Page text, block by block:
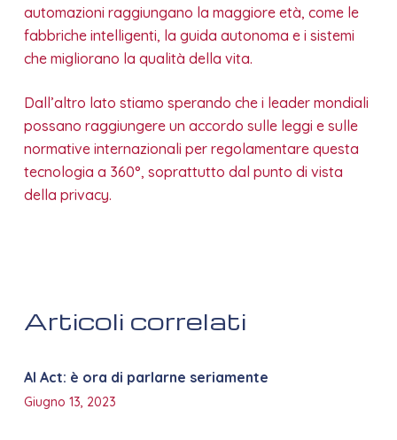
automazioni raggiungano la maggiore età, come le
fabbriche intelligenti, la guida autonoma e i sistemi
che migliorano la qualità della vita.
Dall’altro lato stiamo sperando che i leader mondiali
possano raggiungere un accordo sulle leggi e sulle
normative internazionali per regolamentare questa
tecnologia a 360°, soprattutto dal punto di vista
della privacy.
Articoli correlati
AI Act: è ora di parlarne seriamente
Giugno 13, 2023